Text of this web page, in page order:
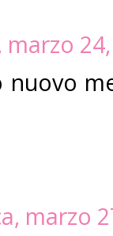
nuovo
marzo